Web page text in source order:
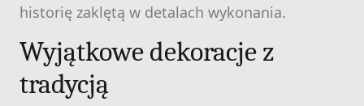
historię zaklętą w detalach wykonania.
Wyjątkowe dekoracje z
tradycją